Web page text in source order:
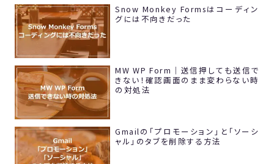
Snow Monkey Formsはコーディン
グには不向きだった
MW WP Form｜送信押しても送信で
きない！確認画面のまま変わらない時
の対処法
Gmailの「プロモーション」と「ソーシ
ャル」のタブを削除する方法